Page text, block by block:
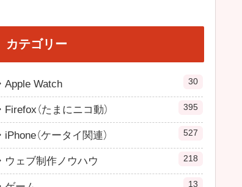
カテゴリー
Apple Watch 30
Firefox（たまにニコ動） 395
iPhone（ケータイ関連） 527
ウェブ制作ノウハウ 218
13